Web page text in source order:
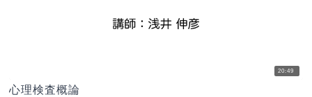
20:49
心理検査概論